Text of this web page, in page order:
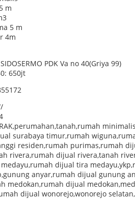
m
5 m
4m
PDK Va no 40(Griya 99)
650jt
surabaya timur,rumah
residen,rumah purimas,rumah
rivera,rumah dijual rivera,tanah
dijual tira
anyar,rumah dijual gunung
medokan,rumah dijual
dijual wonorejo,wonorejo selatan,